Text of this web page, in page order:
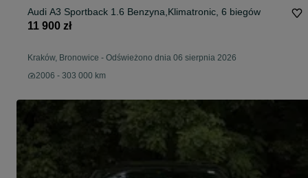
Audi A3 Sportback 1.6 Benzyna,Klimatronic, 6 biegów
11 900 zł
Kraków, Bronowice - Odświeżono dnia 06 sierpnia 2026
2006 - 303 000 km